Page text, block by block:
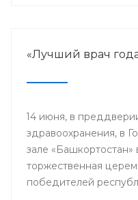
«Лучший врач
14 июня, в
здравоохранения, в
зале «Башкортостан»
торжественная
победителей